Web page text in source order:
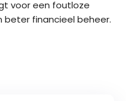
voor een foutloze
financieel beheer.